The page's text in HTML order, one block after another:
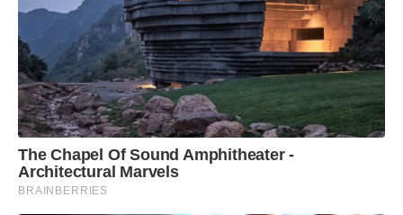
The Chapel Of Sound Amphitheater -
Architectural Marvels
BRAINBERRIES